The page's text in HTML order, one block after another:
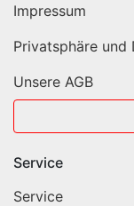
Impressum
Privatsphäre und
Unsere AGB
Service
Service